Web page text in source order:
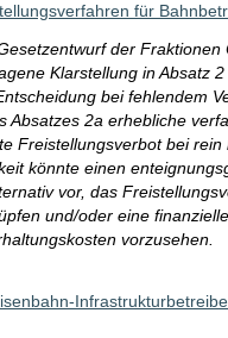
für
der
Klarstellung in Absatz
bei fehlendem
Absatzes 2a erhebliche
Freistellungsverbot bei rein
könnte einen
vor, das
und/oder eine
vorzusehen.